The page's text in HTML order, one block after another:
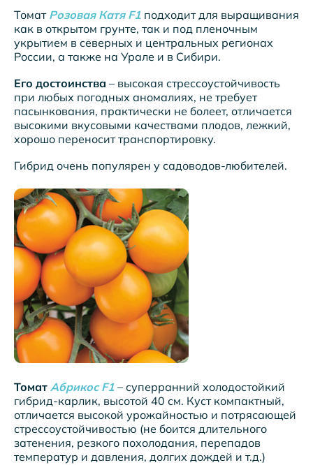
Томат Розовая Катя F1 подходит для выращивания
как в открытом грунте, так и под пленочным
укрытием в северных и центральных регионах
России, а также на Урале и в Сибири.
Его достоинства – высокая стрессоустойчивость
при любых погодных аномалиях, не требует
пасынкования, практически не болеет, отличается
высокими вкусовыми качествами плодов, лежкий,
хорошо переносит транспортировку.
Гибрид очень популярен у садоводов-любителей.
Томат Абрикос F1 – суперранний холодостойкий
гибрид-карлик, высотой 40 см. Куст компактный,
отличается высокой урожайностью и потрясающей
стрессоустойчивостью (не боится длительного
затенения, резкого похолодания, перепадов
температур и давления, долгих дождей и т.д.)